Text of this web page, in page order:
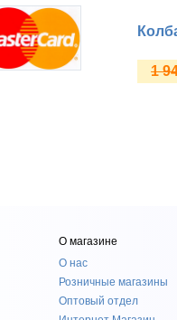
1
О магазине
О нас
Розничные магазины
Оптовый отдел